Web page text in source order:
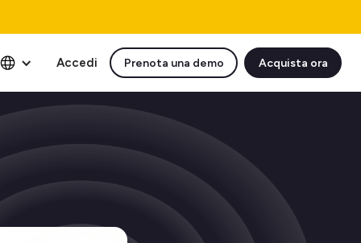
Accedi Prenota una demo Acquista ora